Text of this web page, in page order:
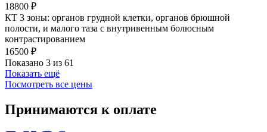
18800 ₽
КТ 3 зоны: органов грудной клетки, органов брюшной
полости, и малого таза с внутривенным болюсным
контрастированием
16500 ₽
Показано 3 из 61
Показать ещё
Посмотреть все цены
Принимаются к оплате